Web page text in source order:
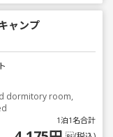
ャンプ
dormitory room,
1泊1名合計